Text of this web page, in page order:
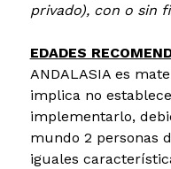
privado), con o sin
EDADES
ANDALASIA es
implica no
implementarlo,
mundo 2 personas
iguales